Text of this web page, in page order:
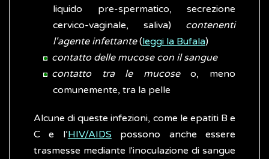
liquido pre-spermatico, secrezione
cervico-vaginale, saliva) contenenti
l'agente infettante(leggi la Bufala)
contatto delle mucose con il sangue
contatto tra le mucoseo, meno
comunemente, tra la pelle
Alcune di queste infezioni, come le epatiti B e
C e l’HIV/AIDS possono anche essere
trasmesse mediante l'inoculazione di sangue